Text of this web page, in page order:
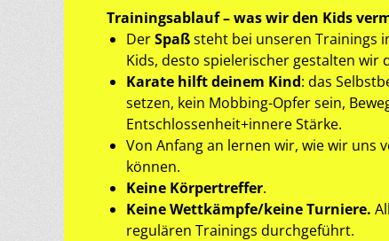
. Trainingsablauf – was wir den Kids
DerSpaßsteht bei unseren Trainings
Kids, desto spielerischer gestalten wir
Karate hilft deinem Kind: das
setzen, kein Mobbing-Opfer sein,
Entschlossenheit+innere Stärke.
Von Anfang an lernen wir, wie wir uns
können.
Keine Körpertreffer.
Keine Wettkämpfe/keine Turniere.
regulären Trainings durchgeführt.